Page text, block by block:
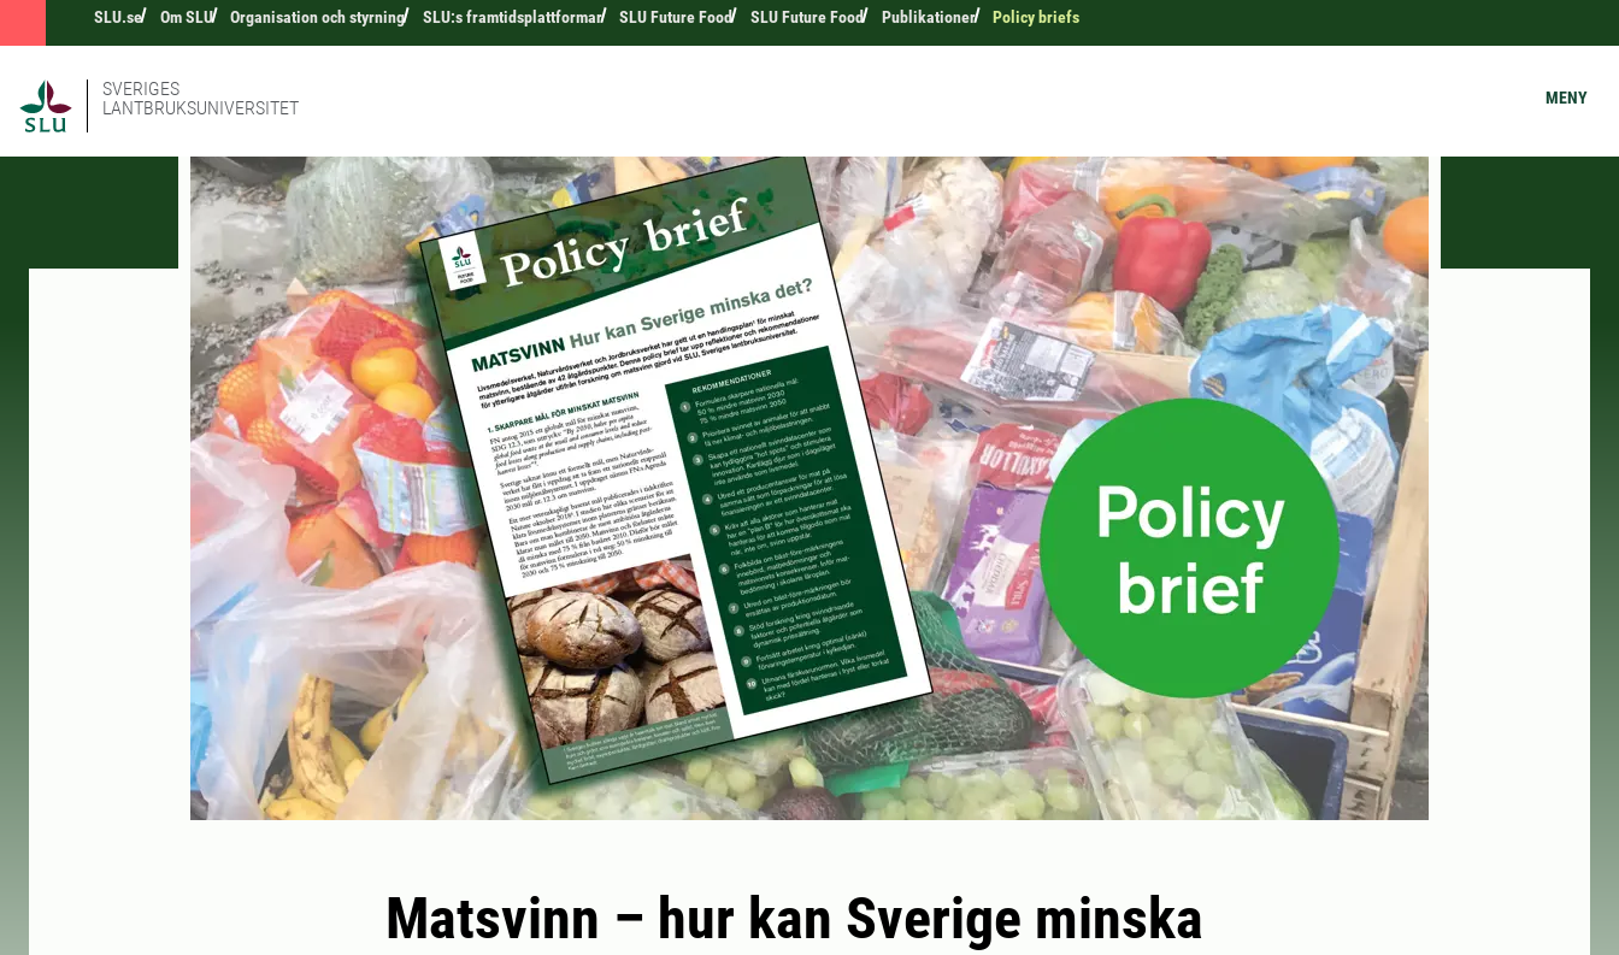
SLU.se Om SLU Organisation och styrning SLU:s framtidsplattformar SLU Future Food SLU Future Food Publikationer Policy briefs
SVERIGES
LANTBRUKSUNIVERSITET
MENY
Matsvinn – hur kan Sverige minska